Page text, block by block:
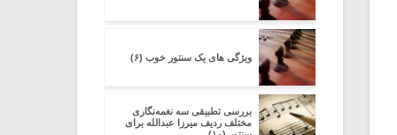
ویژگی های یک سنتور خوب (۶)
بررسی تطبیقی سه نغمه‌نگاری
مختلف ردیف میرزا عبدالله برای